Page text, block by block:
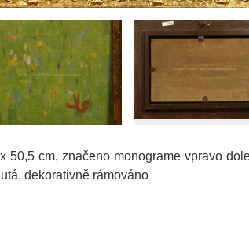
50,5 cm, značeno monograme vpravo
dekorativně rámováno